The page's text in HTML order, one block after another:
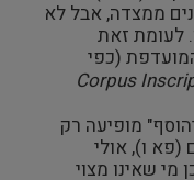
ממצדה, אבל לא
לעומת זאת
(כפי
Corpus
מופיעה רק
ו), אולי
מי שאינו מצוי